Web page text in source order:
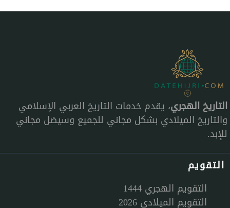
التاريخ الهجري، يقدم خدمات التاريخ العربي الإسلامي
والتاريخ الميلادي بشكل مجاني للجميع وسيضل مجاني
للإبد.
التقويم
التقويم الهجري 1444
التقويم الميلادي 2026